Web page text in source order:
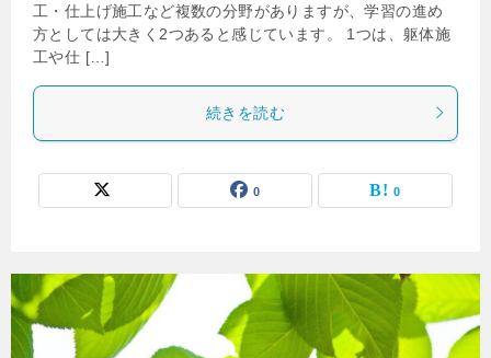
工・仕上げ施工など複数の分野がありますが、学習の進め
方としては大きく2つあると感じています。 1つは、躯体施
工や仕 […]
続きを読む
0 0